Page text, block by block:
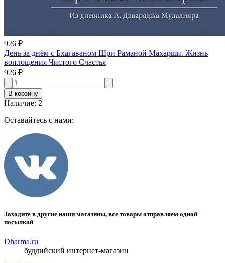
926 ₽
День за днём с Бхагаваном Шри Раманой Махарши. Жизнь
воплощения Чистого Счастья
926 ₽
В корзину
Наличие: 2
Оставайтесь с нами:
Заходите в другие наши магазины, все товары отправляем одной
посылкой
Dharma.ru
буддийский интернет-магазин